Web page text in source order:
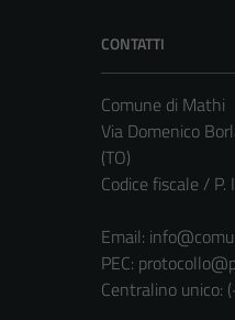
CONTATTI
Comune di Mathi
Via Domenico
(TO)
Codice fiscale /
Email:
PEC:
Centralino unico: